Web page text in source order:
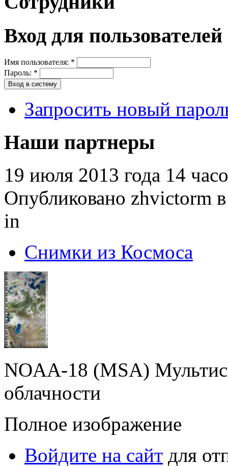
Вход для пользователей
Имя пользователя: *
Пароль: *
Запросить новый
Наши партнеры
19 июля 2013 года 14
Опубликовано zhvictorm
in
Снимки из Космоса
NOAA-18 (MSA)
облачности
Полное изображение
Войдите на сайт для